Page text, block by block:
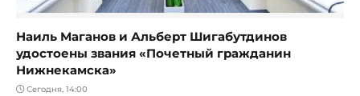
Наиль Маганов и Альберт Шигабутдинов
удостоены звания «Почетный гражданин
Нижнекамска»
Сегодня, 14:00